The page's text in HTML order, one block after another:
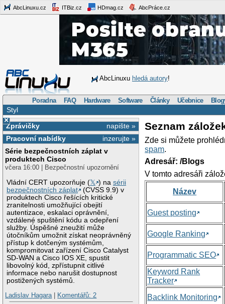
AbcLinuxu.cz ITBiz.cz HDmag.cz AbcPráce.cz
AbcLinuxu hledá autory!
Poradna FAQ Hardware Software Články Učebnice
Styl
×
napište »
Zprávičky
inzerujte »
Pracovní nabídky
Série bezpečnostních záplat v
produktech Cisco
včera 16:00 | Bezpečnostní upozornění
Vládní CERT upozorňuje (𝕏 ) nasérii
bezpečnostních záplat
(CVSS 9.9) v
produktech Cisco řešících kritické
zranitelnosti umožňující obejití
autentizace, eskalaci oprávnění,
vzdálené spuštění kódu a odepření
služby. Úspěšné zneužití může
útočníkům umožnit získat neoprávněný
přístup k dotčeným systémům,
kompromitovat zařízení Cisco Catalyst
SD-WAN a Cisco IOS XE, spustit
libovolný kód, zpřístupnit citlivé
informace nebo narušit dostupnost
postižených systémů.
Ladislav Hagara| Komentářů: 2
Seznam
Zde si můžete
spam.
Adresář: /Blogs
V tomto adresáři
Název
Guest posting
Google Ranking
Programmatic SEO
Keyword Rank
Tracker
Backlink Monitoring